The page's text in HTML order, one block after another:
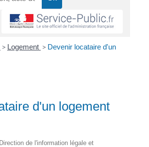
> Logement > Devenir locataire d'un
d'un logement
de l'information légale et